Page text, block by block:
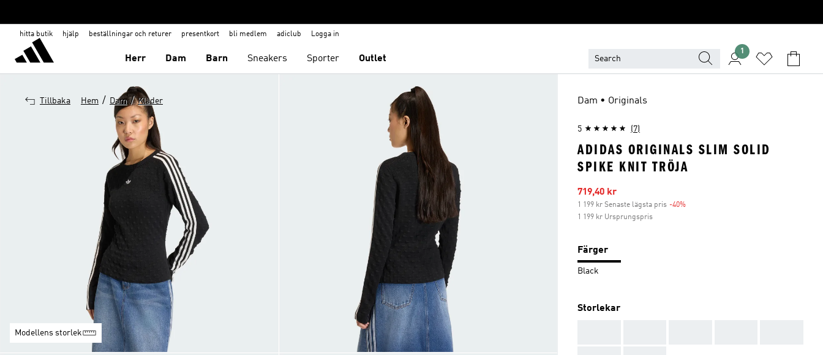
hitta butik hjälp beställningar och returer presentkort bli medlem adiclub Logga in
Herr Dam Barn Sneakers Sporter Outlet
1
Tillbaka Hem / Dam / Kläder
Modellens storlek
Dam • Originals
5 (7)
ADIDAS ORIGINALS SLIM SOLID
SPIKE KNIT TRÖJA
Reapris
719,40 kr
1 199 kr Senaste lägsta pris -40%
1 199 kr Ursprungspris
Färger
Black
Storlekar